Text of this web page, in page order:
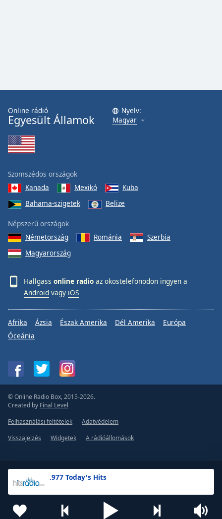
.977 Today's Hits
Online rádió
Egyesült Államok
Nyelv:
Magyar
Szomszédos országok
Kanada
Mexikó
Kuba
Bahama-szigetek
Belize
Népszerű országok
Németország
Románia
Szerbia
Magyarország
Hallgass online radio az okostelefonodon ingyen a
Android vagy iOS
Afrika Ázsia Észak Amerika Dél Amerika
Európa
Óceánia
© Online Radio Box, 2015-2026.
Created by Final Level
Felhasználási feltételek
Adatvédelem
Visszajelzés
Widgetek A rádióállomások